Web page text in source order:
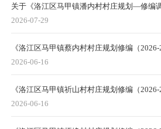
关于《洛江区马甲镇潘内村村庄规划—修编
2026-07-29
《洛江区马甲镇蔡内村村庄规划修编（
2026-06-16
《洛江区马甲镇祈山村村庄规划修编（
2026-06-16